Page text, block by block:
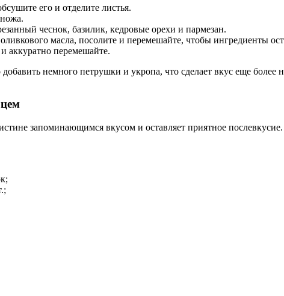
его и отделите листья.
чеснок, базилик, кедровые орехи и пармезан.
масла, посолите и перемешайте, чтобы ингредиенты
аккуратно перемешайте.
немного петрушки и укропа, что сделает вкус еще более
запоминающимся вкусом и оставляет приятное